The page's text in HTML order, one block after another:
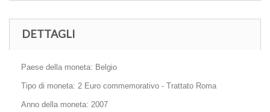
DETTAGLI
Paese della moneta: Belgio
Tipo di moneta: 2 Euro commemorativo - Trattato Roma
Anno della moneta: 2007